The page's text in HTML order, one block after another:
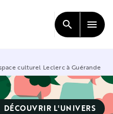
CONTENU
search menu
culturel Leclerc à Guérande
DÉCOUVRIR L'UNIVERS